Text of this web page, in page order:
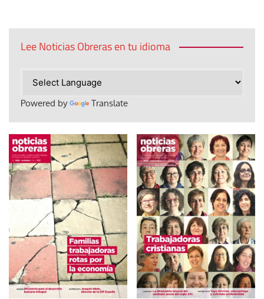
Lee Noticias Obreras en tu idioma
Powered by Translate